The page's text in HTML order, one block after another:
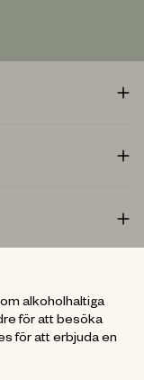
alkoholhaltiga
för att besöka
för att erbjuda en